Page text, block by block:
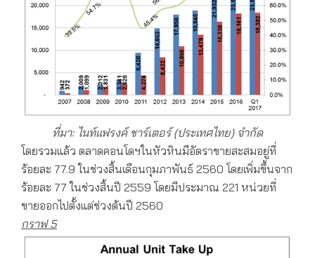
ที่มา: ไนท์แฟรงค์ ชาร์เตอร์(ประเทศไทย) จำกัด
โดยรวมแล้ว ตลาดคอนโดฯในหัวหินมีอัตราขายสะสมอยู่ที่
ร้อยละ 77.9 ในช่วงสิ้นเดือนกุมภาพันธ์ 2560 โดยเพิ่มขึ้นจาก
ร้อยละ 77 ในช่วงสิ้นปี 2559 โดยมีประมาณ 221 หน่วยที่
ขายออกไปตั้งแต่ช่วงต้นปี 2560
กราฟ5